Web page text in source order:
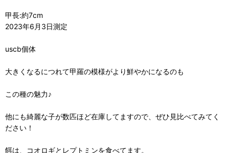
甲長:約7cm
2023年6月3日測定
uscb個体
大きくなるにつれて甲羅の模様がより鮮やかになるのも
この種の魅力♪
他にも綺麗な子が数匹ほど在庫してますので、ぜひ見比べてみてく
ださい！
餌は、コオロギとレプトミンを食べてます。